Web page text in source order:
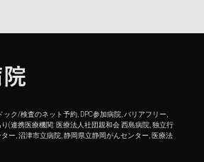
ク/検査のネット予約, DPC参加病院, バリアフリー,
(連携医療機関: 医療法人社団親和会 西島病院, 独立行
ー, 沼津市立病院, 静岡県立静岡がんセンター, 医療法